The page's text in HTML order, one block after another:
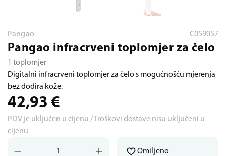
Pangao C059057
Pangao infracrveni toplomjer za čelo
1 toplomjer
Digitalni infracrveni toplomjer za čelo s mogućnošću mjerenja
bez dodira kože.
42,93 €
PDV je uključen u cijenu / Troškovi dostave nisu uključeni u
cijenu
Omiljeno